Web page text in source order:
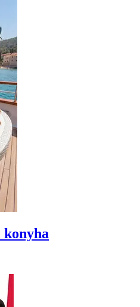
konyha